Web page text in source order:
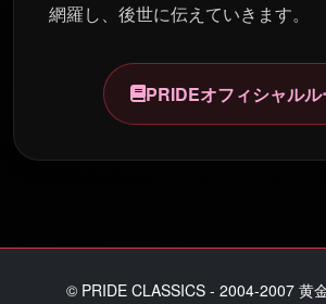
網羅し、後世に伝えていきます。
PRIDEオフィシャル
© PRIDE CLASSICS - 2004-2007 黄